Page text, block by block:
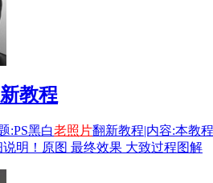
教程
:PS黑白老照片翻新教程|内容:本教
明！原图 最终效果 大致过程图解